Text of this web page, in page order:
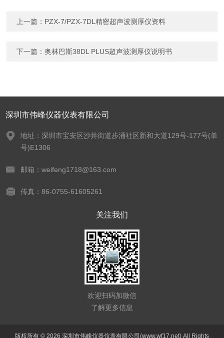
上一篇： PZX-7/PZX-7DL精密超声波测厚仪资料
下一篇：奥林巴斯38DL PLUS超声波测厚仪说明书
深圳市伟峰仪器仪表有限公司
地址：深圳市宝安区沙井街道步涌社区新和大道129号-177号(单
号)E1306
邮箱：weifeng1718@163.com
传真：86-0755-61605261
关注我们
欢迎扫码加微信
了解更多信息
版权所有 © 2026 深圳市伟峰仪器仪表有限公司(www.wf17.net) All Rights